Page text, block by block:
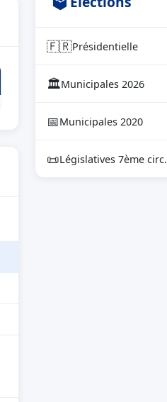
🇫🇷Présidentielle
🏛Municipales 2026
📅Municipales 2020
📜Législatives 7ème circ.